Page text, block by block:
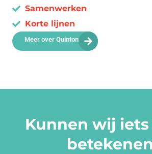
Samenwerken
Korte lijnen
Meer over Quinton
Kunnen wij